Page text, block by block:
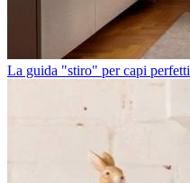
La guida "stiro" per capi perfetti